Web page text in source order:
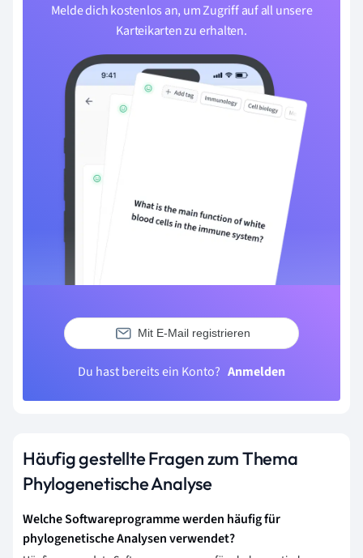
Melde dich kostenlos an, um Zugriff auf all unsere
Karteikarten zu erhalten.
Mit E-Mail registrieren
Du hast bereits ein Konto? Anmelden
Häufig gestellte Fragen zum Thema
Phylogenetische Analyse
Welche Softwareprogramme werden häufig für
phylogenetische Analysen verwendet?